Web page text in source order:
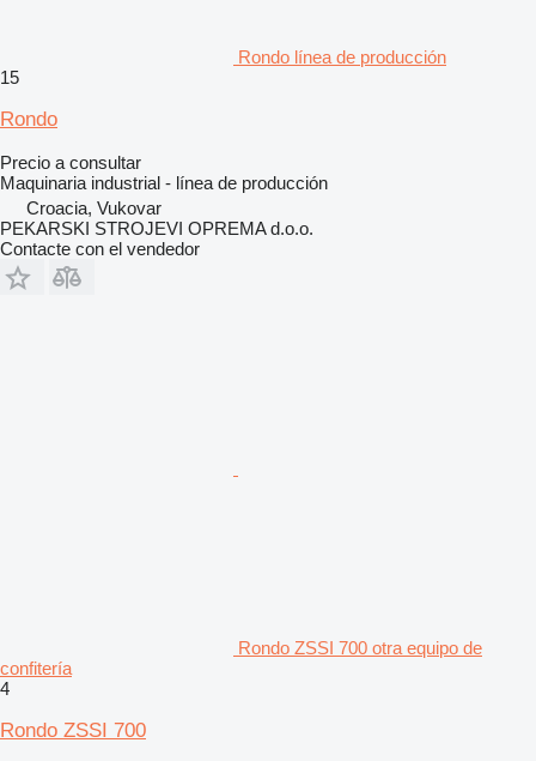
Rondo línea de producción
15
Rondo
Precio a consultar
Maquinaria industrial - línea de producción
Croacia, Vukovar
PEKARSKI STROJEVI OPREMA d.o.o.
Contacte con el vendedor
Rondo ZSSI 700 otra equipo de
confitería
4
Rondo ZSSI 700